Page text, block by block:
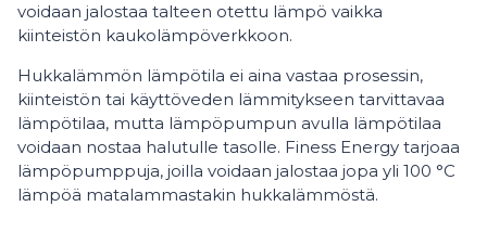
voidaan jalostaa talteen otettu lämpö vaikka
kiinteistön kaukolämpöverkkoon.
Hukkalämmön lämpötila ei aina vastaa prosessin,
kiinteistön tai käyttöveden lämmitykseen tarvittavaa
lämpötilaa, mutta lämpöpumpun avulla lämpötilaa
voidaan nostaa halutulle tasolle. Finess Energy tarjoaa
lämpöpumppuja, joilla voidaan jalostaa jopa yli 100 °C
lämpöä matalammastakin hukkalämmöstä.